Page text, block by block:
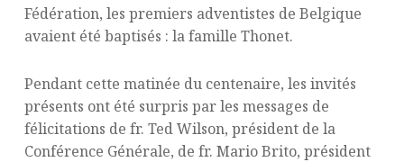
Fédération, les premiers adventistes de Belgique
avaient été baptisés : la famille Thonet.
Pendant cette matinée du centenaire, les invités
présents ont été surpris par les messages de
félicitations de fr. Ted Wilson, président de la
Conférence Générale, de fr. Mario Brito, président